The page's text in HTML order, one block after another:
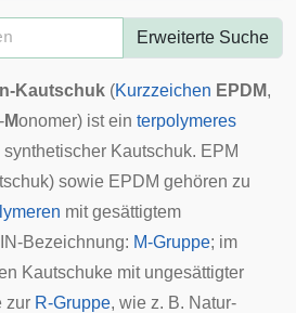
Erweiterte Suche
Kautschuk (Kurzzeichen EPDM,
Monomer) ist ein terpolymeres
synthetischer Kautschuk. EPM
) sowie EPDM gehören zu
mit gesättigtem
-Bezeichnung: M-Gruppe; im
Kautschuke mit ungesättigter
zur R-Gruppe, wie z. B. Natur-